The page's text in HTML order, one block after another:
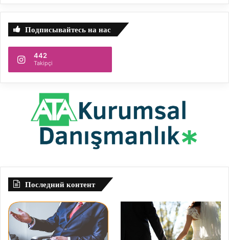
Подписывайтесь на нас
442
Takipçi
Последний контент